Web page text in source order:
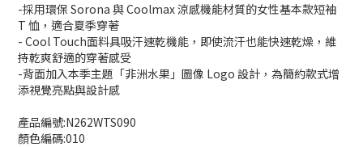
-採用環保 Sorona 與 Coolmax 涼感機能材質的女性基本款短袖
T 恤，適合夏季穿著
- Cool Touch面料具吸汗速乾機能，即使流汗也能快速乾燥，維
持乾爽舒適的穿著感受
-背面加入本季主題「非洲水果」圖像 Logo 設計，為簡約款式增
添視覺亮點與設計感
產品編號:N262WTS090
顏色編碼:010